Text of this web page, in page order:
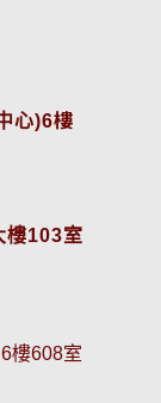
心)6樓
樓103室
樓608室